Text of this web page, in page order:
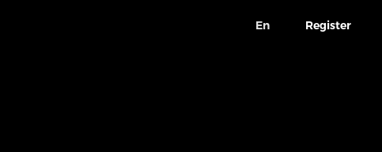
En Register